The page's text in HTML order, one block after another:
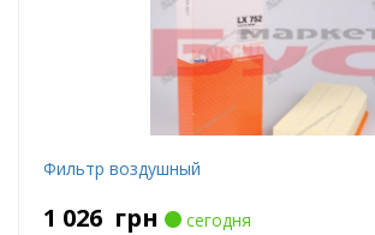
Фильтр воздушный
1 026 грн
сегодня